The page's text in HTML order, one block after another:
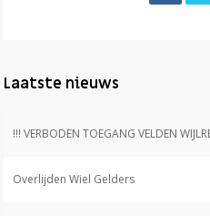
Laatste nieuws
!!! VERBODEN TOEGANG VELDEN
Overlijden Wiel Gelders